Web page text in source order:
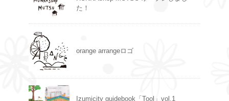
た！
orange arrangeロゴ
Izumicity guidebook「Tool」vol.1